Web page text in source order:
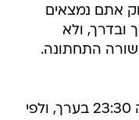
אתם נמצאים
ובדרך, ולא
התחתונה.
שאלה: נולדתי ב-17.1.1984 בשעה 23:30 בערך, ולפי